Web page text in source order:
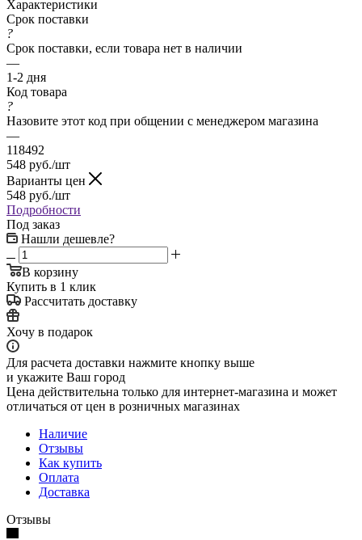
Характеристики
Срок поставки
?
Срок поставки, если товара нет в наличии
—
1-2 дня
Код товара
?
Назовите этот код при общении с менеджером магазина
—
118492
548 руб./шт
Варианты цен
548 руб./шт
Подробности
Под заказ
Нашли дешевле?
В корзину
Купить в 1 клик
Рассчитать доставку
Хочу в подарок
Для расчета доставки нажмите кнопку выше
и укажите Ваш город
Цена действительна только для интернет-магазина и может
отличаться от цен в розничных магазинах
Наличие
Отзывы
Как купить
Оплата
Доставка
Отзывы